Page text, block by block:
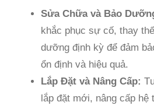
Sửa Chữa và Bảo
khắc phục sự cố, thay
dưỡng định kỳ để đảm
ổn định và hiệu quả.
Lắp Đặt và Nâng Cấp:
lắp đặt mới, nâng cấp hệ